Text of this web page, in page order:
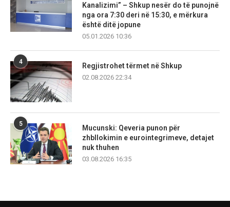
Kanalizimi” – Shkup nesër do të punojnë
nga ora 7:30 deri në 15:30, e mërkura
është ditë jopune
05.01.2026 10:36
4
Regjistrohet tërmet në Shkup
02.08.2026 22:34
5
Mucunski: Qeveria punon për
zhbllokimin e eurointegrimeve, detajet
nuk thuhen
03.08.2026 16:35